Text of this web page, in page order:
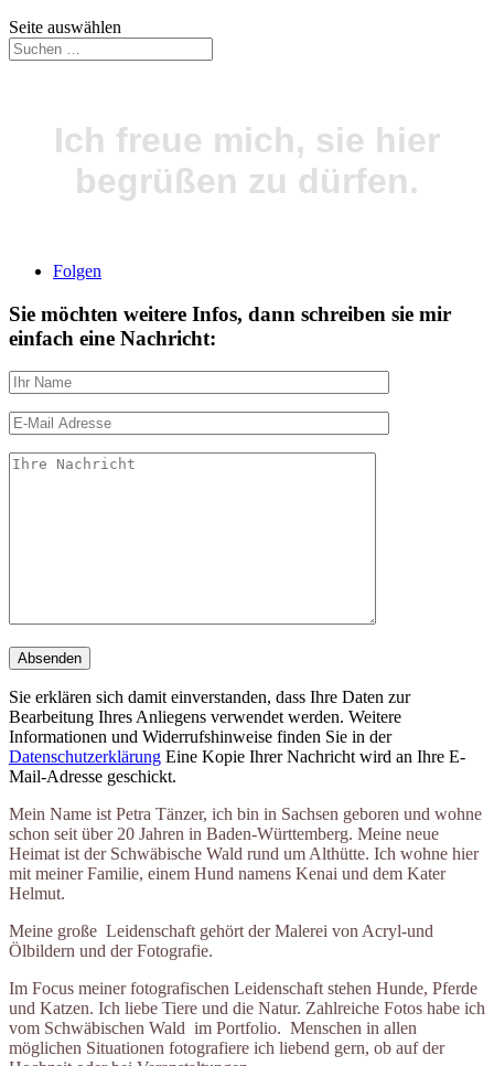
Seite auswählen
Ich freue mich, sie hier
begrüßen zu dürfen.
Folgen
Sie möchten weitere Infos, dann schreiben sie mir
einfach eine Nachricht:
Sie erklären sich damit einverstanden, dass Ihre Daten zur
Bearbeitung Ihres Anliegens verwendet werden. Weitere
Informationen und Widerrufshinweise finden Sie in der
Datenschutzerklärung Eine Kopie Ihrer Nachricht wird an Ihre E-
Mail-Adresse geschickt.
Mein Name ist Petra Tänzer, ich bin in Sachsen geboren und wohne
schon seit über 20 Jahren in Baden-Württemberg. Meine neue
Heimat ist der Schwäbische Wald rund um Althütte. Ich wohne hier
mit meiner Familie, einem Hund namens Kenai und dem Kater
Helmut.
Meine große Leidenschaft gehört der Malerei von Acryl-und
Ölbildern und der Fotografie.
Im Focus meiner fotografischen Leidenschaft stehen Hunde, Pferde
und Katzen. Ich liebe Tiere und die Natur. Zahlreiche Fotos habe ich
vom Schwäbischen Wald im Portfolio. Menschen in allen
möglichen Situationen fotografiere ich liebend gern, ob auf der